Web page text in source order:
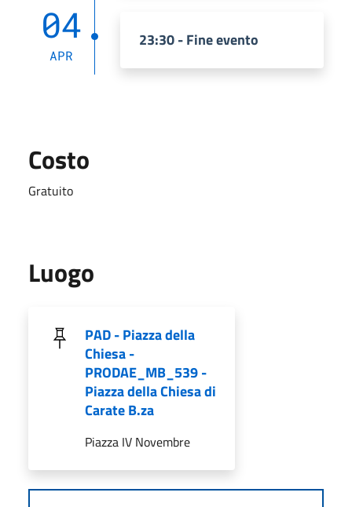
04
APR
23:30 - Fine evento
Costo
Gratuito
Luogo
PAD - Piazza della
Chiesa -
PRODAE_MB_539 -
Piazza della Chiesa di
Carate B.za
Piazza IV Novembre